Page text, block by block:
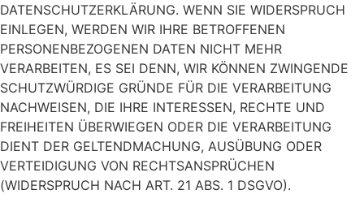
DATENSCHUTZERKLÄRUNG. WENN SIE WIDERSPRUCH
EINLEGEN, WERDEN WIR IHRE BETROFFENEN
PERSONENBEZOGENEN DATEN NICHT MEHR
VERARBEITEN, ES SEI DENN, WIR KÖNNEN ZWINGENDE
SCHUTZWÜRDIGE GRÜNDE FÜR DIE VERARBEITUNG
NACHWEISEN, DIE IHRE INTERESSEN, RECHTE UND
FREIHEITEN ÜBERWIEGEN ODER DIE VERARBEITUNG
DIENT DER GELTENDMACHUNG, AUSÜBUNG ODER
VERTEIDIGUNG VON RECHTSANSPRÜCHEN
(WIDERSPRUCH NACH ART. 21 ABS. 1 DSGVO).